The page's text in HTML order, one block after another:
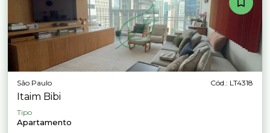
São Paulo Cód.: LT4318
Itaim Bibi
Tipo
Apartamento